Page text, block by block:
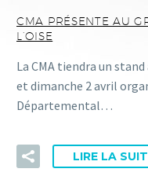
CMA PRÉSENTE AU
L’OISE
La CMA tiendra un
et dimanche 2 avril
Départemental…
LIRE LA